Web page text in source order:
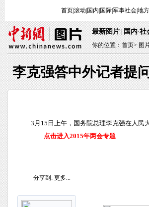
首页|滚动 国内 国际|军事社会|地方
最新图片|国内·社
你的位置：首页>图
李克强答中外记者提
3月15日上午，国务院总理李克强在人民
点击进入2015年两会专题
分享到: 更多...